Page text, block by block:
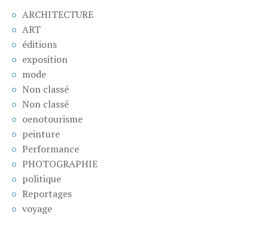
ARCHITECTURE
ART
éditions
exposition
mode
Non classé
Non classé
oenotourisme
peinture
Performance
PHOTOGRAPHIE
politique
Reportages
voyage